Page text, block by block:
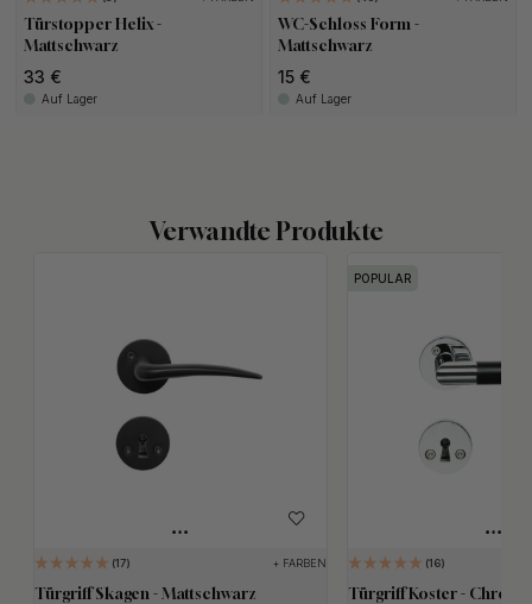
Türstopper Helix -
Mattschwarz
33 €
Auf Lager
WC-Schloss Form -
Mattschwarz
15 €
Auf Lager
Verwandte Produkte
17 + FARBEN
Türgriff Skagen - Mattschwarz
POPULAR
16
Türgriff Koster - Chrom/